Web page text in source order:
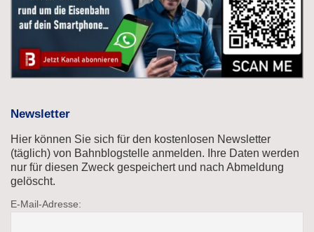
Newsletter
Hier können Sie sich für den kostenlosen Newsletter
(täglich) von Bahnblogstelle anmelden. Ihre Daten werden
nur für diesen Zweck gespeichert und nach Abmeldung
gelöscht.
E-Mail-Adresse: